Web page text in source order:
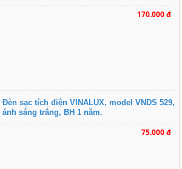
170.000 đ
Đèn sạc tích điện VINALUX, model VNDS 529,
ánh sáng trắng, BH 1 năm.
75.000 đ